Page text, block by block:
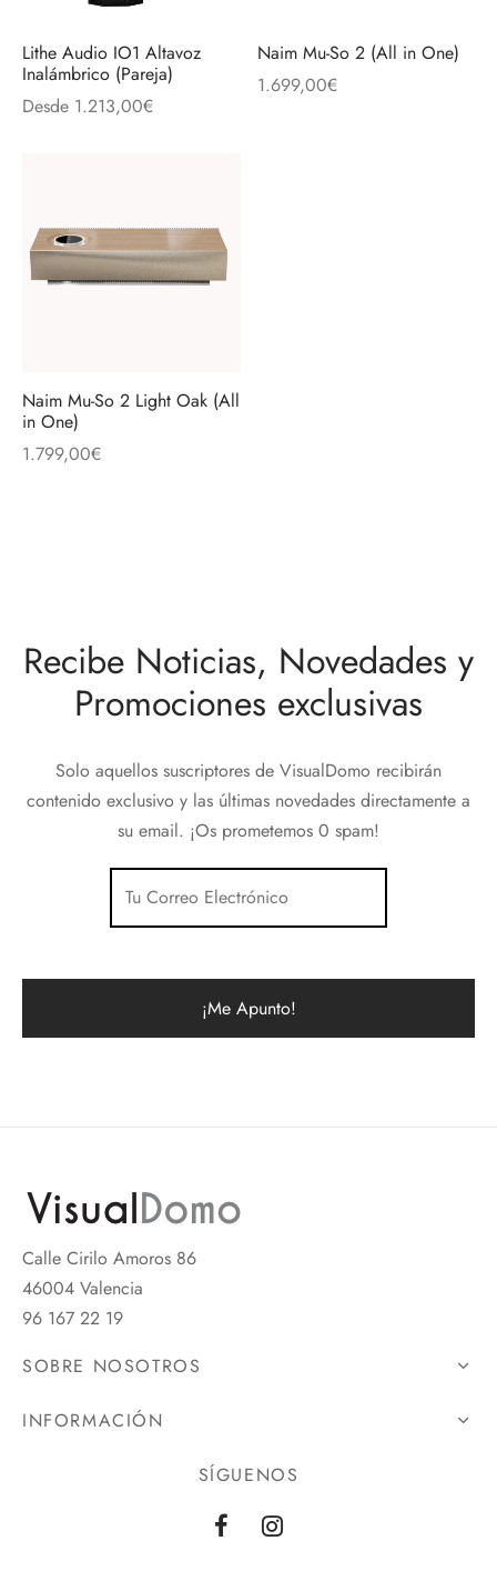
Lithe Audio IO1 Altavoz
Inalámbrico (Pareja)
Desde 1.213,00€
Naim Mu-So 2 (All in One)
1.699,00€
Naim Mu-So 2 Light Oak (All
in One)
1.799,00€
Recibe Noticias, Novedades y
Promociones exclusivas
Solo aquellos suscriptores de VisualDomo recibirán
contenido exclusivo y las últimas novedades directamente a
su email. ¡Os prometemos 0 spam!
Calle Cirilo Amoros 86
46004 Valencia
96 167 22 19
SOBRE NOSOTROS
INFORMACIÓN
SÍGUENOS